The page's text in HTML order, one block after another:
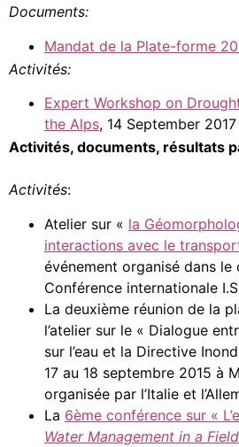
Documents:
Mandat de la Plate-forme
Activités:
Expert Workshop on
the Alps, 14 September 2017
Activités, documents, résultats
Activités:
Atelier sur « la
interactions avec le
événement organisé dans le
Conférence internationale
La deuxième réunion de la
l’atelier sur le « Dialogue
sur l’eau et la Directive
17 au 18 septembre 2015 à
organisée par l’Italie et
La 6ème conférence sur «
Water Management in a